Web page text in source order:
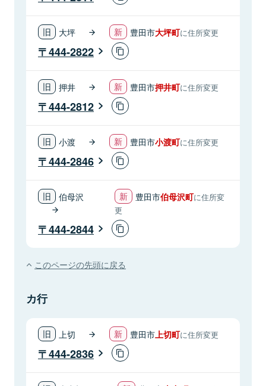
大坪 豊田市大坪町に住所変更
444-2822
押井 豊田市押井町に住所変更
444-2812
小渡 豊田市小渡町に住所変更
444-2846
伯母沢 豊田市伯母沢町に住所変
更
444-2844
このページの先頭に戻る
カ行
上切 豊田市上切町に住所変更
444-2836